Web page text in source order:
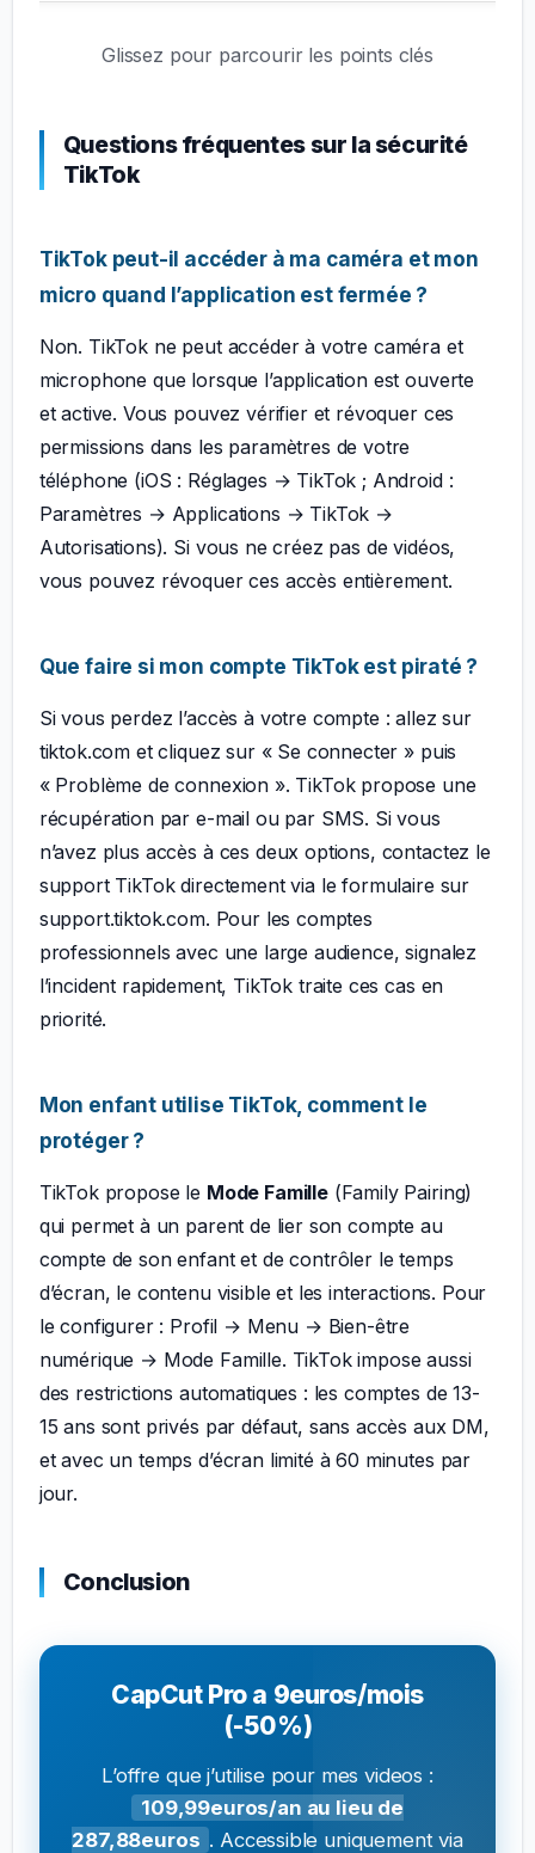
Glissez pour parcourir les points clés
Questions fréquentes sur la sécurité
TikTok
TikTok peut-il accéder à ma caméra et mon
micro quand l’application est fermée ?
Non. TikTok ne peut accéder à votre caméra et
microphone que lorsque l’application est ouverte
et active. Vous pouvez vérifier et révoquer ces
permissions dans les paramètres de votre
téléphone (iOS : Réglages → TikTok ; Android :
Paramètres → Applications → TikTok →
Autorisations). Si vous ne créez pas de vidéos,
vous pouvez révoquer ces accès entièrement.
Que faire si mon compte TikTok est piraté ?
Si vous perdez l’accès à votre compte : allez sur
tiktok.com et cliquez sur « Se connecter » puis
« Problème de connexion ». TikTok propose une
récupération par e-mail ou par SMS. Si vous
n’avez plus accès à ces deux options, contactez le
support TikTok directement via le formulaire sur
support.tiktok.com. Pour les comptes
professionnels avec une large audience, signalez
l’incident rapidement, TikTok traite ces cas en
priorité.
Mon enfant utilise TikTok, comment le
protéger ?
TikTok propose le Mode Famille(Family Pairing)
qui permet à un parent de lier son compte au
compte de son enfant et de contrôler le temps
d’écran, le contenu visible et les interactions. Pour
le configurer : Profil → Menu → Bien-être
numérique → Mode Famille. TikTok impose aussi
des restrictions automatiques : les comptes de 13-
15 ans sont privés par défaut, sans accès aux DM,
et avec un temps d’écran limité à 60 minutes par
jour.
Conclusion
CapCut Pro a 9euros/mois
(-50%)
L’offre que j’utilise pour mes videos :
109,99euros/an au lieu de
287,88euros . Accessible uniquement via